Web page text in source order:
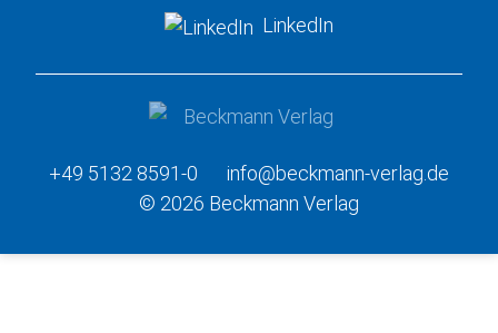
LinkedIn
+49 5132 8591-0
info@beckmann-verlag.de
© 2026 Beckmann Verlag